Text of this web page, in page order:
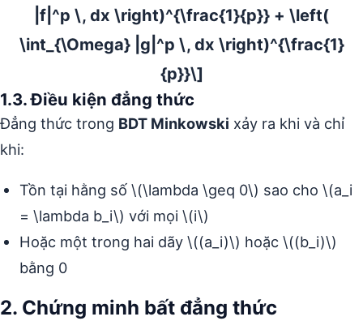
|f|^p \, dx \right)^{\frac{1}{p}} + \left(
\int_{\Omega} |g|^p \, dx \right)^{\frac{1}
{p}}\]
1.3. Điều kiện đẳng thức
Đẳng thức trong BDT Minkowski xảy ra khi và chỉ
khi:
Tồn tại hằng số \(\lambda \geq 0\) sao cho \(a_i
= \lambda b_i\) với mọi \(i\)
Hoặc một trong hai dãy \((a_i)\) hoặc \((b_i)\)
bằng 0
2. Chứng minh bất đẳng thức